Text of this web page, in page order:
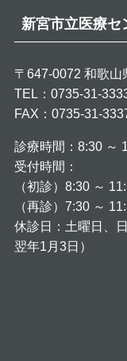
新宮市立医療セ
〒647-0072 和歌
TEL：0735-31-
FAX：0735-31-
診療時間：8:30 ～
受付時間：
（初診）8:30 ～
（再診）7:30 ～
休診日：土曜日、
翌年1月3日）